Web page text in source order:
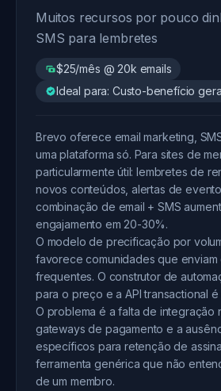
Muitos recursos por pouco
SMS para lembretes
$25/mês @ 20k emails
Ideal para: Custo-benefício
Brevo oferece email marketing,
uma plataforma só. Para sites de
particularmente útil: lembretes de
novos conteúdos, alertas de
combinação de email + SMS
engajamento em 20-30%.
O modelo de precificação por
favorece comunidades que enviam
frequentes. O construtor de
para o preço e a API transactional
O problema é a falta de integração
gateways de pagamento e a
específicos para retenção de
ferramenta genérica que não
de um membro.